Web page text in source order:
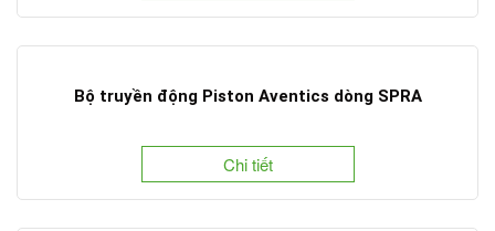
Bộ truyền động Piston Aventics dòng SPRA
Chi tiết